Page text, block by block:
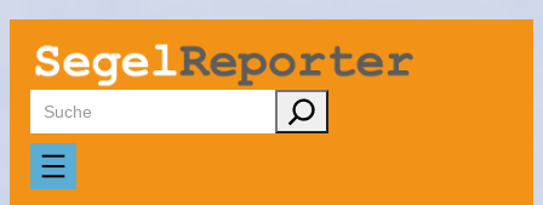
Zum
Inhalt
springen
Suchen